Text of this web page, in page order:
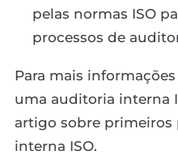
pelas normas ISO
processos de
Para mais
uma auditoria interna
artigo sobre primeiros
interna ISO.